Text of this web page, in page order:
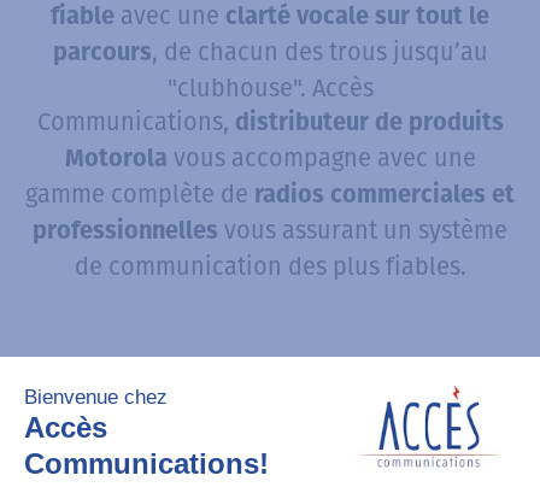
fiable avec une clarté vocale sur tout le
parcours, de chacun des trous jusqu’au
"clubhouse". Accès
Communications, distributeur de produits
Motorola vous accompagne avec une
gamme complète de radios commerciales et
professionnelles vous assurant un système
de communication des plus fiables.